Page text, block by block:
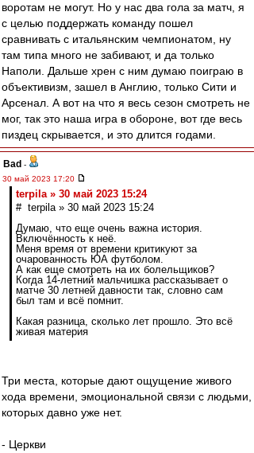
воротам не могут. Но у нас два гола за матч, я
с целью поддержать команду пошел
сравнивать с итальянским чемпионатом, ну
там типа много не забивают, и да только
Наполи. Дальше хрен с ним думаю поиграю в
объективизм, зашел в Англию, только Сити и
Арсенал. А вот на что я весь сезон смотреть не
мог, так это наша игра в обороне, вот где весь
пиздец скрывается, и это длится годами.
Bad -
30 май 2023 17:20
terpila » 30 май 2023 15:24
# terpila » 30 май 2023 15:24
Думаю, что еще очень важна история.
Включённость к неё.
Меня время от времени критикуют за
очарованность ЮА футболом.
А как еще смотреть на их болельщиков?
Когда 14-летний мальчишка рассказывает о
матче 30 летней давности так, словно сам
был там и всё помнит.
Какая разница, сколько лет прошло. Это всё
живая материя
Три места, которые дают ощущение живого
хода времени, эмоциональной связи с людьми,
которых давно уже нет.
- Церкви